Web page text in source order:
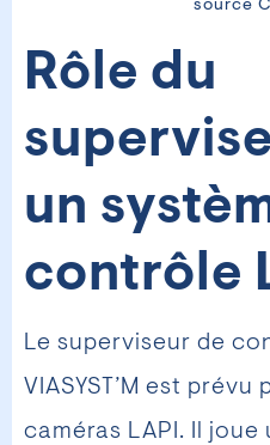
source
Rôle du
un
contrôle
Le superviseur de
VIASYST’M est
caméras LAPI. Il